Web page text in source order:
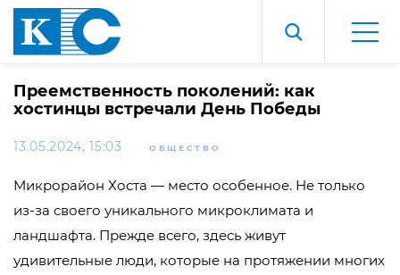
Преемственность поколений: как
хостинцы встречали День Победы
13.05.2024, 15:03 ОБЩЕСТВО
Микрорайон Хоста — место особенное. Не только
из-за своего уникального микроклимата и
ландшафта. Прежде всего, здесь живут
удивительные люди, которые на протяжении многих